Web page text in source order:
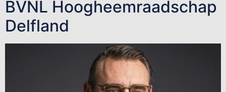
BVNL Hoogheemraadschap
Delfland